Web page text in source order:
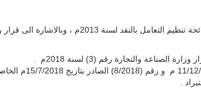
والتجارة رقم (3) لسنة 2018م .
.